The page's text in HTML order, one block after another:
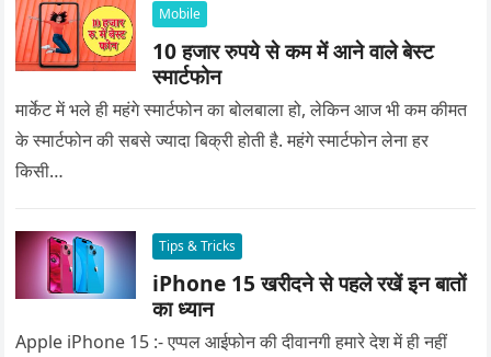
Mobile
10 हजार रुपये से कम में आने वाले बेस्ट
स्मार्टफोन
मार्केट में भले ही महंगे स्मार्टफोन का बोलबाला हो, लेकिन आज भी कम कीमत
के स्मार्टफोन की सबसे ज्यादा बिक्री होती है. महंगे स्मार्टफोन लेना हर
किसी…
Tips & Tricks
iPhone 15 खरीदने से पहले रखें इन बातों
का ध्यान
Apple iPhone 15 :- एप्पल आईफोन की दीवानगी हमारे देश में ही नहीं